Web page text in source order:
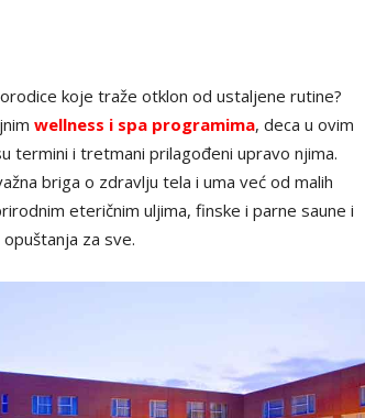
koje traže otklon od ustaljene rutine?
wellness i spa programima, deca u ovim
termini i tretmani prilagođeni upravo njima.
briga o zdravlju tela i uma već od malih
eteričnim uljima, finske i parne saune i
za sve.